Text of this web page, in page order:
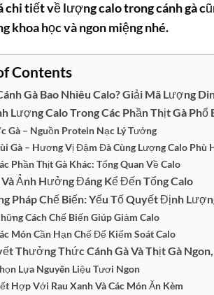
chi tiết về lượng calo trong cánh gà
khoa học và ngon miệng nhé.
Contents
Gà Bao Nhiêu Calo? Giải Mã Lượng
Lượng Calo Trong Các Phần Thịt Gà Phổ
Gà – Nguồn Protein Nạc Lý Tưởng
Gà – Hương Vị Đậm Đà Cùng Lượng Calo Phù
Phần Thịt Gà Khác: Tổng Quan Về Calo
Và Ảnh Hưởng Đáng Kể Đến Tổng Calo
Pháp Chế Biến: Yếu Tố Quyết Định
Cách Chế Biến Giúp Giảm Calo
Món Cần Hạn Chế Để Kiểm Soát Calo
Thưởng Thức Cánh Gà Và Thịt Gà
Lựa Nguyên Liệu Tươi Ngon
Hợp Với Rau Xanh Và Các Món Ăn Kèm